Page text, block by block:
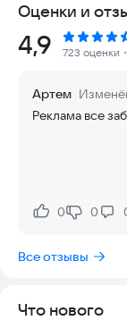
Это не просто
сочетающий в
взрывайте и
сотни уровней и
✅ Красочная
сказка о
элементы
✅ Офлайн-режим
🍭 Как играть?
Оценки и
Рейтинг:
4,9 723 оценки
Артем
Реклама все
Нравится:
0Не 0
Все отзывы
Что нового